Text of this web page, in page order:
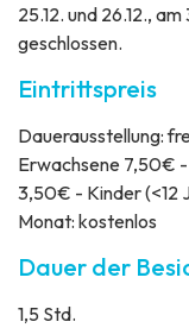
25.12. und 26.12., am
geschlossen.
Eintrittspreis
Dauerausstellung:
Erwachsene 7,50€ -
3,50€ - Kinder (<12
Monat: kostenlos
Dauer der
1,5 Std.